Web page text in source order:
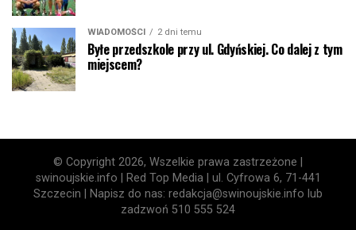
WIADOMOŚCI 2 dni temu
Byłe przedszkole przy ul. Gdyńskiej. Co dalej z tym
miejscem?
© Copyright 2026, Wszelkie prawa zastrzeżone |
swinoujskie.info | Red Top Media | ul. Cyfrowa 6, 71-441
Szczecin | Napisz do nas: redakcja@swinoujskie.info lub
zadzwoń 510 555 524